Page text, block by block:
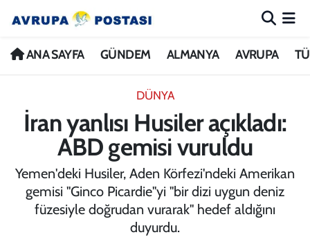
ANA SAYFA GÜNDEM ALMANYA AVRUPA
DÜNYA
İran yanlısı Husiler açıkladı:
ABD gemisi vuruldu
Yemen'deki Husiler, Aden Körfezi'ndeki Amerikan
gemisi "Ginco Picardie"yi "bir dizi uygun deniz
füzesiyle doğrudan vurarak" hedef aldığını
duyurdu.
ANA SAYFA
ALMANYA
AVRUPA
TÜRKİYE
Nöbetçi Eczaneler
İstanbul Namaz Vakitleri
Trafik Durumu
Avrupa Ligi Puan Durumu ve Fikstür